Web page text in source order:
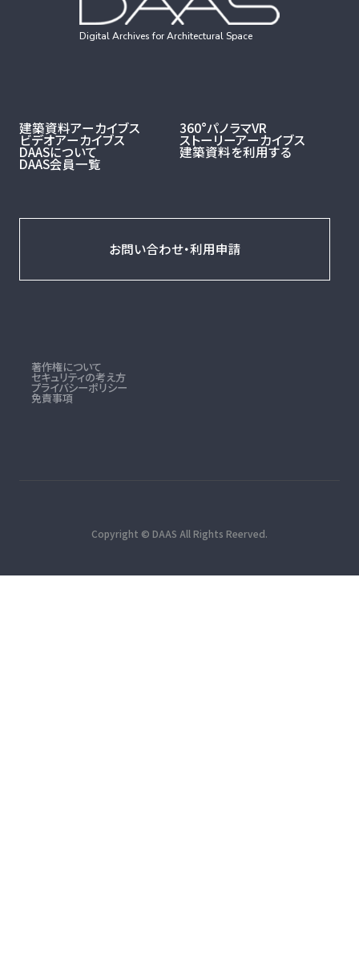
Digital Archives for Architectural Space
建築資料アーカイブス 360°パノラマVR
ビデオアーカイブス ストーリーアーカイブス
DAASについて 建築資料を利用する
DAAS会員一覧
お問い合わせ・利用申請
著作権について
セキュリティの考え方
プライバシーポリシー
免責事項
Copyright © DAAS All Rights Reerved.